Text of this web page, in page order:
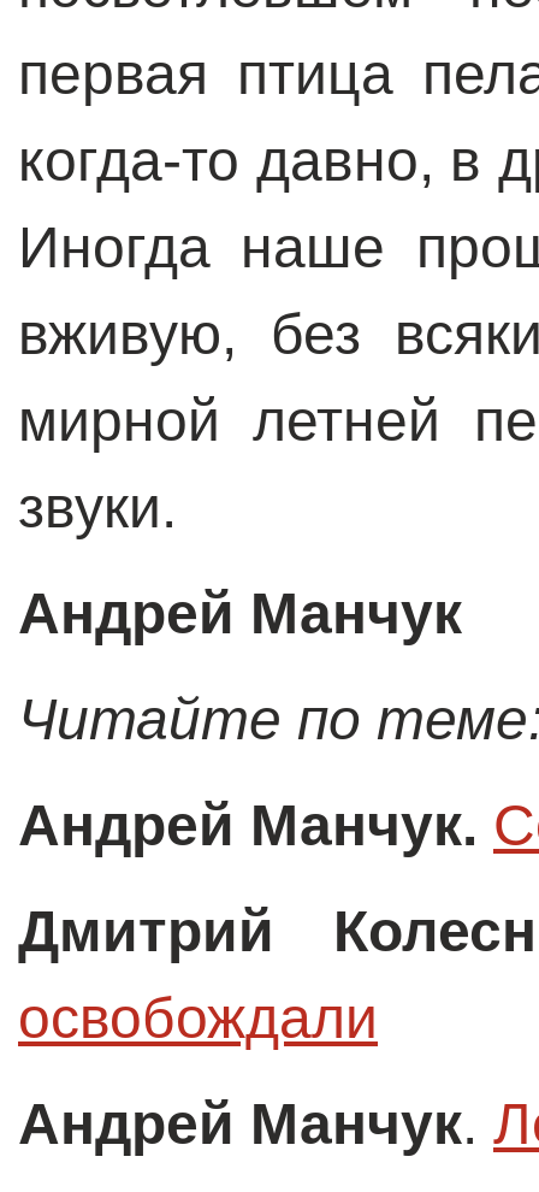
первая птица
когда-то давно, в
Иногда наше
вживую, без
мирной летней
звуки.
Андрей Манчук
Читайте по
Андрей Манчук.
Дмитрий
освобождали
Андрей Манчук.